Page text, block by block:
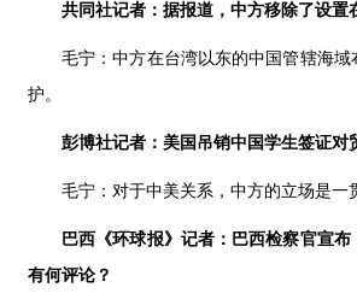
共同社记者：据报道，中方移除了设
毛宁：中方在台湾以东的中国管辖海
护。
彭博社记者：美国吊销中国学生签证
毛宁：对于中美关系，中方的立场是
巴西《环球报》记者：巴西检察官宣
有何评论？